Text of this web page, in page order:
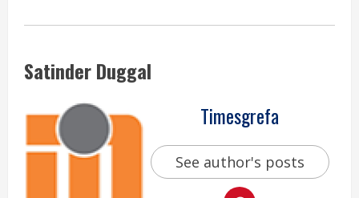
Satinder Duggal
Timesgrefa
See author's posts